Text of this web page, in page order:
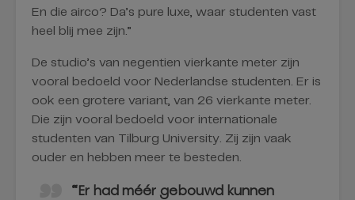
En die airco? Da’s pure luxe, waar studenten vast
heel blij mee zijn.”
De studio’s van negentien vierkante meter zijn
vooral bedoeld voor Nederlandse studenten. Er is
ook een grotere variant, van 26 vierkante meter.
Die zijn vooral bedoeld voor internationale
studenten van Tilburg University. Zij zijn vaak
ouder en hebben meer te besteden.
“Er had méér gebouwd kunnen